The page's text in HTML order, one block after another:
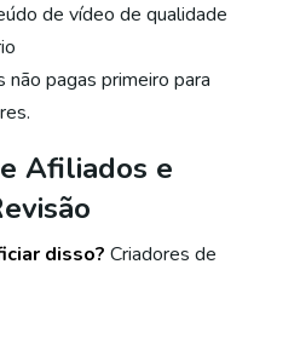
de vídeo de qualidade
não pagas primeiro para
Afiliados e
disso? Criadores de